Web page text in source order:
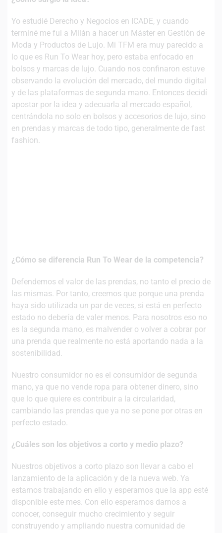
Yo estudié Derecho y Negocios en ICADE, y cuando
terminé me fui a Milán a hacer un Máster en Gestión de
Moda y Productos de Lujo. Mi TFM era muy parecido a
lo que es Run To Wear hoy, pero estaba enfocado en
bolsos y marcas de lujo. Cuando nos confinaron estuve
observando la evolución del mercado, del mundo digital
y de las plataformas de segunda mano. Entonces decidí
apostar por la idea y adecuarla al mercado español,
centrándola no solo en bolsos y accesorios de lujo, sino
en prendas y marcas de todo tipo, generalmente de fast
fashion.
¿Cómo se diferencia Run To Wear de la competencia?
Defendemos el valor de las prendas, no tanto el precio de
las mismas. Por tanto, creemos que porque una prenda
haya sido utilizada un par de veces, si está en perfecto
estado no debería de valer menos. Para nosotros eso no
es la segunda mano, es malvender o volver a cobrar por
una prenda que realmente no está aportando nada a la
sostenibilidad.
Nuestro consumidor no es el consumidor de segunda
mano, ya que no vende ropa para obtener dinero, sino
que lo que quiere es contribuir a la circularidad,
cambiando las prendas que ya no se pone por otras en
perfecto estado.
¿Cuáles son los objetivos a corto y medio plazo?
Nuestros objetivos a corto plazo son llevar a cabo el
lanzamiento de la aplicación y de la nueva web. Ya
estamos trabajando en ello y esperamos que la app esté
disponible este mes. Con ello esperamos darnos a
conocer, conseguir mucho crecimiento y seguir
construyendo y ampliando nuestra comunidad de